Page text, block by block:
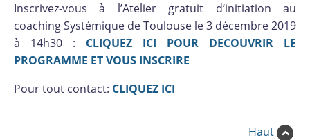
Inscrivez-vous à l’Atelier gratuit d’initiation au
coaching Systémique de Toulouse le 3 décembre 2019
à 14h30 : CLIQUEZ ICI POUR DECOUVRIR LE
PROGRAMME ET VOUS INSCRIRE
Pour tout contact: CLIQUEZ ICI
Haut